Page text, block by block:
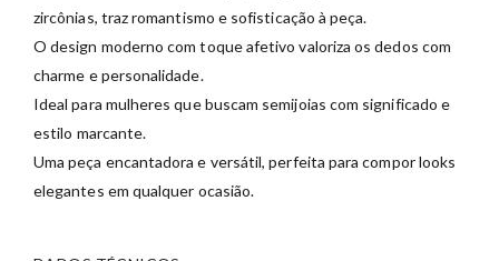
zircônias, trazromantismo e sofisticação àpeça.
Odesign modernocomtoqueafetivovalorizaosdedos com
charme epersonalidade.
Idealpara mulheresquebuscam semijoias com significadoe
estilo marcante.
Umapeça encantadorae versátil,perfeita paracomporlooks
elegantes em qualquer ocasião.